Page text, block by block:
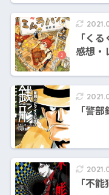
「く
感想・
「警
「不